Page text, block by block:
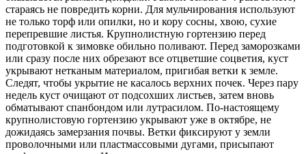
стараясь не повредить корни. Для мульчирования используют
не только торф или опилки, но и кору сосны, хвою, сухие
перепревшие листья. Крупнолистную гортензию перед
подготовкой к зимовке обильно поливают. Перед заморозками
или сразу после них обрезают все отцветшие соцветия, куст
укрывают нетканым материалом, пригибая ветки к земле.
Следят, чтобы укрытие не касалось верхних почек. Через пару
недель куст очищают от подсохших листьев, затем вновь
обматывают спанбондом или лутрасилом. По-настоящему
крупнолистовую гортензию укрывают уже в октябре, не
дожидаясь замерзания почвы. Ветки фиксируют у земли
проволочными или пластмассовыми дугами, присыпают